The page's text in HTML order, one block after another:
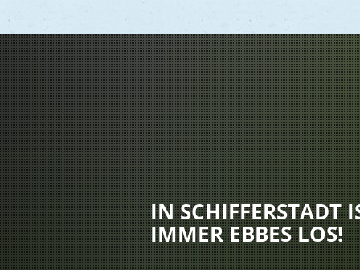
IN SCHIFFERSTADT
IMMER EBBES LOS!